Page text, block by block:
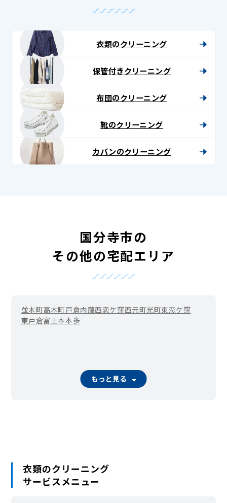
衣類のクリーニング
保管付きクリーニング
布団のクリーニング
靴のクリーニング
カバンのクリーニング
国分寺市の
その他の宅配エリア
並木町高木町戸倉内藤西恋ケ窪西元町光町東恋ケ窪
東戸倉富士本本多
もっと見る
衣類のクリーニング
サービスメニュー